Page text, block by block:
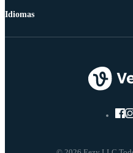
Idiomas